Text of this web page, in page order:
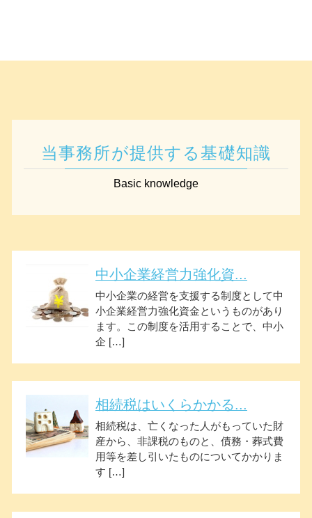
当事務所が提供する基礎知識
Basic knowledge
中小企業経営力強化資...
中小企業の経営を支援する制度として中
小企業経営力強化資金というものがあり
ます。この制度を活用することで、中小
企 […]
相続税はいくらかかる...
相続税は、亡くなった人がもっていた財
産から、非課税のものと、債務・葬式費
用等を差し引いたものについてかかりま
す […]